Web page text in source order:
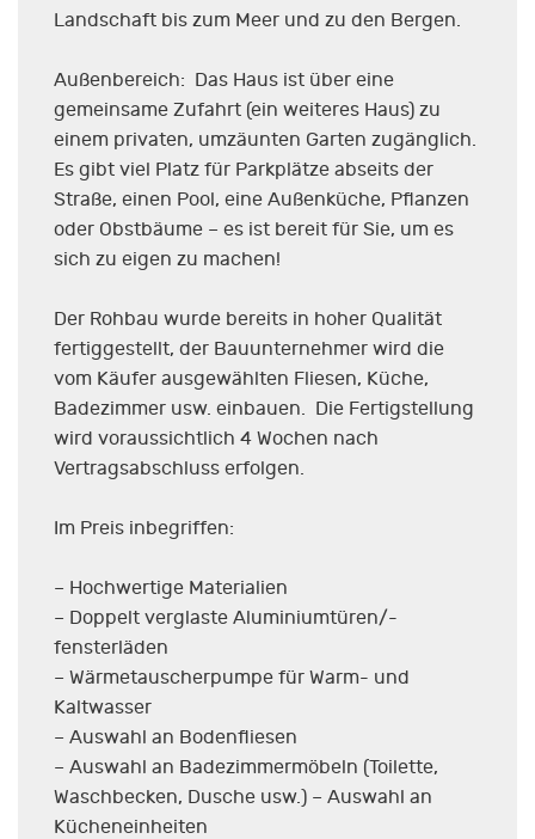
Landschaft bis zum Meer und zu den Bergen.
Außenbereich: Das Haus ist über eine
gemeinsame Zufahrt (ein weiteres Haus) zu
einem privaten, umzäunten Garten zugänglich.
Es gibt viel Platz für Parkplätze abseits der
Straße, einen Pool, eine Außenküche, Pflanzen
oder Obstbäume – es ist bereit für Sie, um es
sich zu eigen zu machen!
Der Rohbau wurde bereits in hoher Qualität
fertiggestellt, der Bauunternehmer wird die
vom Käufer ausgewählten Fliesen, Küche,
Badezimmer usw. einbauen. Die Fertigstellung
wird voraussichtlich 4 Wochen nach
Vertragsabschluss erfolgen.
Im Preis inbegriffen:
– Hochwertige Materialien
– Doppelt verglaste Aluminiumtüren/-
fensterläden
– Wärmetauscherpumpe für Warm- und
Kaltwasser
– Auswahl an Bodenfliesen
– Auswahl an Badezimmermöbeln (Toilette,
Waschbecken, Dusche usw.) – Auswahl an
Kücheneinheiten